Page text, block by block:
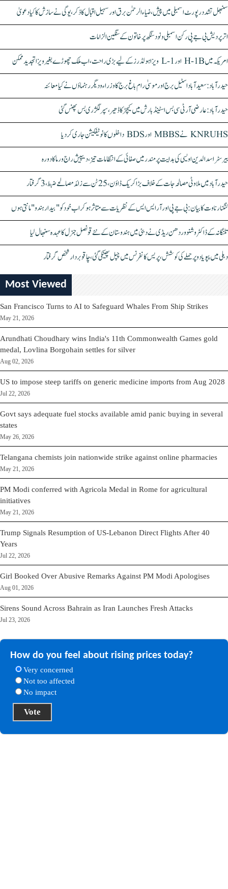
سنبھل تشدد رپورٹ اسمبلی میں پیش، ضیاء الرحمٰن برق اور سہیل اقبال کا ذکر، یوگی نے سازش کا کیا دعویٰ
اتر پردیش بی جے پی رکن اسمبلی ونود سنگھ پر خاتون کے سنگین الزامات
امریکہ میں H-1B اور L-1 ویزا ہولڈرز کے لیے بڑی راحت، اب ملک چھوڑے بغیر ویزا تجدید ممکن
حیدرآباد: سعیدآباد اسٹیل برج اور موسیٰ رام باغ برج کا وزراء و دیگر رہنماؤں نے کیا معائنہ
حیدرآباد: عارضی آر ٹی سی بس اسٹینڈ بارش میں کیچڑ کا ڈھیر، سپر لگژری بس پھنس گئی
KNRUHS نے MBBS اور BDS داخلوں کا نوٹیفکیشن جاری کر دیا
بیرسٹر اسدالدین اویسی کی ہدایت پر مندر میں صفائی کے انتظامات تیز، دیپیش راج ورما کا دورہ
حیدرآباد میں ملاوٹی مصالحہ جات کے خلاف بڑا کریک ڈاؤن، 25 ٹن سے زائد مصالحے ضبط، 3 گرفتار
کنگنا رناوت کا بیان: بی جے پی اور آر ایس ایس کے نظریات سے متاثر ہو کر اب خود کو "بیدار ہندو" مانتی ہوں
تلنگانہ کے ڈاکٹر وشنو وردھن ریڈی نے دبئی میں ہندوستان کے نئے قونصل جنرل کا عہدہ سنبھال لیا
دہلی میں پپو یادو پر حملے کی کوشش، پریس کانفرنس میں چپل پھینکی گئی، چاقو بردار شخص گرفتار
Most Viewed
San Francisco Turns to AI to Safeguard Whales From Ship Strikes
May 21, 2026
Arundhati Choudhary wins India's 11th Commonwealth Games gold
medal, Lovlina Borgohain settles for silver
Aug 02, 2026
US to impose steep tariffs on generic medicine imports from Aug 2028
Jul 22, 2026
Govt says adequate fuel stocks available amid panic buying in several
states
May 26, 2026
Telangana chemists join nationwide strike against online pharmacies
May 21, 2026
PM Modi conferred with Agricola Medal in Rome for agricultural
initiatives
May 21, 2026
Trump Signals Resumption of US-Lebanon Direct Flights After 40
Years
Jul 22, 2026
Girl Booked Over Abusive Remarks Against PM Modi Apologises
Aug 01, 2026
Sirens Sound Across Bahrain as Iran Launches Fresh Attacks
Jul 23, 2026
How do you feel about rising prices today?
Very concerned
Not too affected
No impact